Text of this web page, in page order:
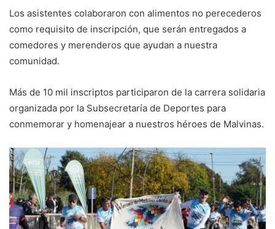
Los asistentes colaboraron con alimentos no perecederos
como requisito de inscripción, que serán entregados a
comedores y merenderos que ayudan a nuestra
comunidad.
Más de 10 mil inscriptos participaron de la carrera solidaria
organizada por la Subsecretaría de Deportes para
conmemorar y homenajear a nuestros héroes de Malvinas.